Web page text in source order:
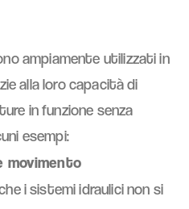
ampiamente utilizzati in
alla loro capacità di
in funzione senza
esempi:
movimento
i sistemi idraulici non si